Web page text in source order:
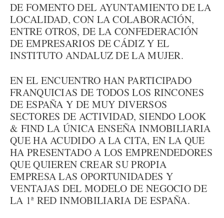
DE FOMENTO DEL AYUNTAMIENTO DE LA
LOCALIDAD, CON LA COLABORACIÓN,
ENTRE OTROS, DE LA CONFEDERACIÓN
DE EMPRESARIOS DE CÁDIZ Y EL
INSTITUTO ANDALUZ DE LA MUJER.
EN EL ENCUENTRO HAN PARTICIPADO
FRANQUICIAS DE TODOS LOS RINCONES
DE ESPAÑA Y DE MUY DIVERSOS
SECTORES DE ACTIVIDAD, SIENDO LOOK
& FIND LA ÚNICA ENSEÑA INMOBILIARIA
QUE HA ACUDIDO A LA CITA, EN LA QUE
HA PRESENTADO A LOS EMPRENDEDORES
QUE QUIEREN CREAR SU PROPIA
EMPRESA LAS OPORTUNIDADES Y
VENTAJAS DEL MODELO DE NEGOCIO DE
LA 1ª RED INMOBILIARIA DE ESPAÑA.